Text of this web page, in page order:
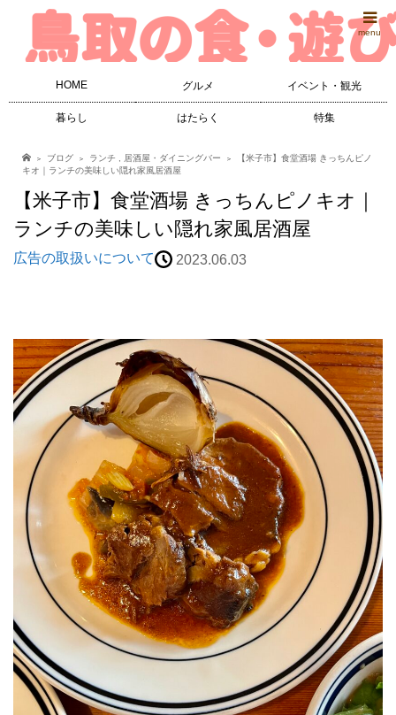
menu
HOME グルメ イベント・観光
暮らし はたらく 特集
ブログ ランチ 居酒屋・ダイニングバー
【米子市】食堂酒場 きっちんピノ
キオ｜ランチの美味しい隠れ家風居酒屋
【米子市】食堂酒場 きっちんピノキオ｜
ランチの美味しい隠れ家風居酒屋
広告の取扱いについて 2023.06.03